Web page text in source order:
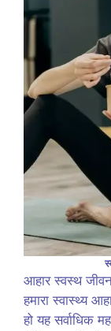
आहार स्वस्थ
हमारा स्वास्थ्य
हो यह सर्वाधिक